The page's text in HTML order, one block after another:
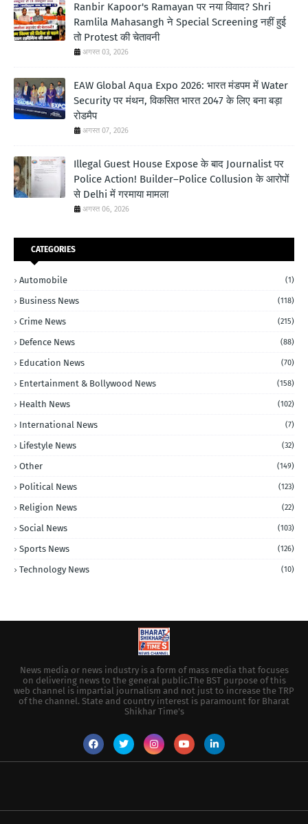
Ranbir Kapoor's Ramayan पर नया विवाद? Shri
Ramlila Mahasangh ने Special Screening नहीं हुई
तो Protest की चेतावनी
अगस्त 03, 2026
EAW Global Aqua Expo 2026: भारत मंडपम में Water
Security पर मंथन, विकसित भारत 2047 के लिए बना बड़ा
रोडमैप
अगस्त 07, 2026
Illegal Guest House Expose के बाद Journalist पर
Police Action! Builder–Police Collusion के आरोपों
से Delhi में गरमाया मामला
अगस्त 06, 2026
CATEGORIES
Automobile (1)
Business News (118)
Crime News (215)
Defence News (88)
Education News (70)
Entertainment & Bollywood News (158)
Health News (102)
International News (7)
Lifestyle News (32)
Other (149)
Political News (123)
Religion News (22)
Social News (103)
Sports News (126)
Technology News (10)
News media or news industry is a form of mass media that focuses
on delivering news to the general public.The BST purpose of this
web channel is impartial journalism and not just to increase the TRP
of the channel. State and country interest is paramount for Bharat
Shikhar Time's